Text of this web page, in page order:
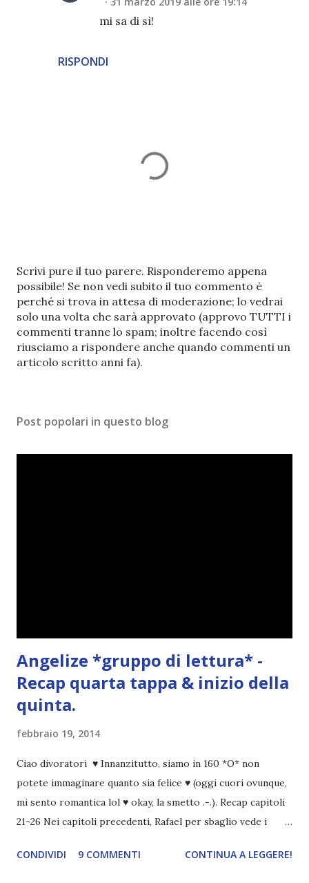
RISPONDI
mi sa di sì!
P
o
s
t
a
u
n
m
n
Scrivi pure il tuo parere. Risponderemo appena
possibile! Se non vedi subito il tuo commento è
perché si trova in attesa di moderazione; lo vedrai
solo una volta che sarà approvato (approvo TUTTI i
commenti tranne lo spam; inoltre facendo così
riusciamo a rispondere anche quando commenti un
articolo scritto anni fa).
Post popolari in questo blog
Angelize *gruppo di lettura* -
Recap quarta tappa & inizio della
quinta.
febbraio 19, 2014
Ciao divoratori ♥ Innanzitutto, siamo in 160 *O* non
potete immaginare quanto sia felice ♥ (oggi cuori ovunque,
mi sento romantica lol ♥ okay, la smetto .-.). Recap capitoli
21-26 Nei capitoli precedenti, Rafael per sbaglio vede i
incontrano e Hesediel mostra loro come combattere i puri.
CONDIVIDI 9 COMMENTI CONTINUA A LEGGERE!